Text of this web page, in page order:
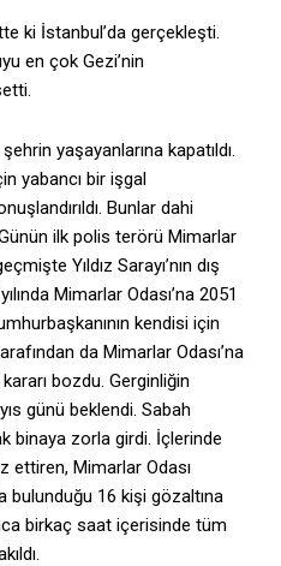
ki İstanbul’da gerçekleşti.
en çok Gezi’nin
yaşayanlarına kapatıldı.
yabancı bir işgal
Bunlar dahi
ilk polis terörü Mimarlar
Yıldız Sarayı’nın dış
Mimarlar Odası’na 2051
kendisi için
da Mimarlar Odası’na
bozdu. Gerginliğin
günü beklendi. Sabah
binaya zorla girdi. İçlerinde
ettiren, Mimarlar Odası
bulunduğu 16 kişi gözaltına
birkaç saat içerisinde tüm